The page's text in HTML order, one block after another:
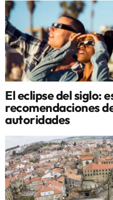
El eclipse del siglo:
recomendaciones
autoridades